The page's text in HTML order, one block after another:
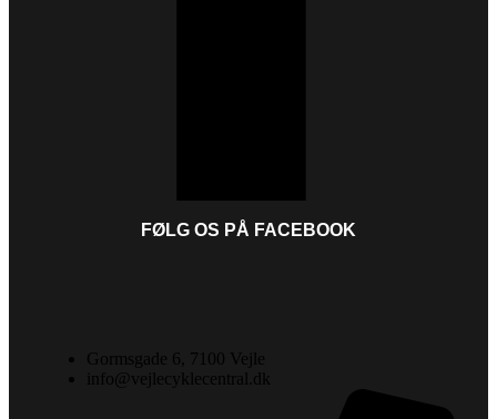
FØLG OS PÅ FACEBOOK
Gormsgade 6, 7100 Vejle
info@vejlecyklecentral.dk